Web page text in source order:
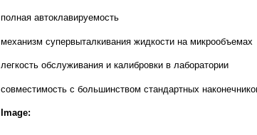
полная автоклавируемость
механизм супервыталкивания жидкости на микрообъемах
легкость обслуживания и калибровки в лаборатории
совместимость с большинством стандартных
Image: